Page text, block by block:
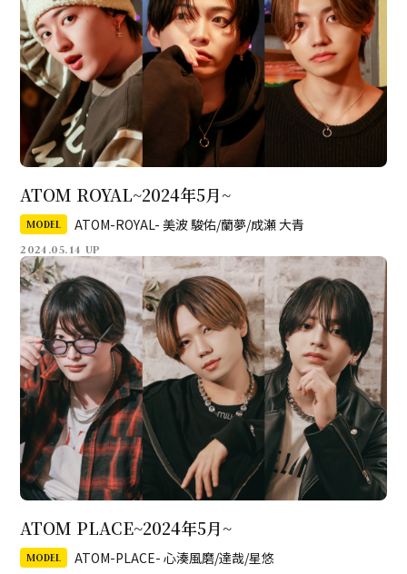
ATOM ROYAL~2024年5月~
MODEL ATOM-ROYAL- 美波 駿佑/蘭夢/成瀬 大青
2024.05.14 UP
ATOM PLACE~2024年5月~
MODEL ATOM-PLACE- 心湊風磨/達哉/星悠